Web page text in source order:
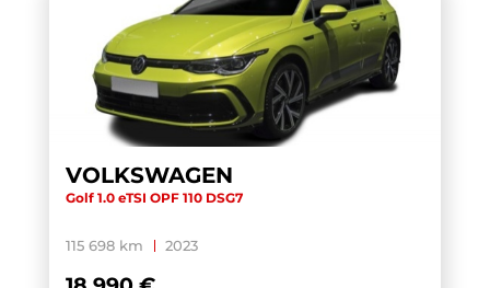
VOLKSWAGEN
Golf 1.0 eTSI OPF 110 DSG7
115 698 km 2023